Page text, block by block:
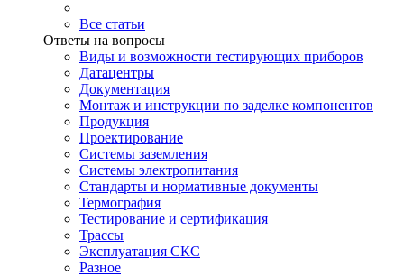
Все статьи
Ответы на вопросы
Виды и возможности тестирующих приборов
Датацентры
Документация
Монтаж и инструкции по заделке компонентов
Продукция
Проектирование
Системы заземления
Системы электропитания
Стандарты и нормативные документы
Термография
Тестирование и сертификация
Трассы
Эксплуатация СКС
Разное